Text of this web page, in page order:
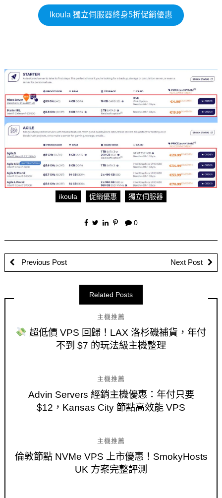
Ikoula 獨立伺服器終身5折促銷優惠
ikoula 促銷優惠 獨立伺服器
0
Previous Post Next Post
Related Posts
主機推薦
超低價 VPS 回歸！LAX 洛杉磯補貨，年付
不到 $7 的玩法級主機整理
主機推薦
Advin Servers 經銷主機優惠：年付只要
$12，Kansas City 節點高效能 VPS
主機推薦
倫敦節點 NVMe VPS 上市優惠！SmokyHosts
UK 方案完整評測